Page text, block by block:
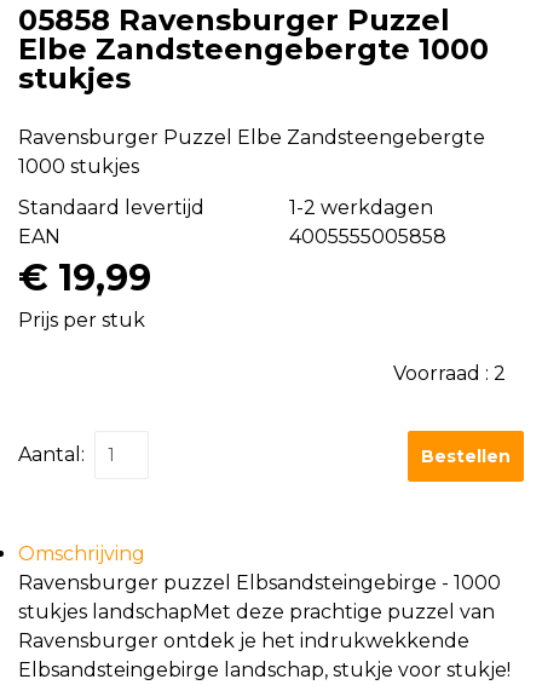
05858 Ravensburger Puzzel
Elbe Zandsteengebergte 1000
stukjes
Ravensburger Puzzel Elbe Zandsteengebergte
1000 stukjes
Standaard levertijd
1-2 werkdagen
EAN
4005555005858
€ 19,99
Prijs per stuk
Voorraad : 2
Aantal: Bestellen
Omschrijving
Ravensburger puzzel Elbsandsteingebirge - 1000
stukjes landschapMet deze prachtige puzzel van
Ravensburger ontdek je het indrukwekkende
Elbsandsteingebirge landschap, stukje voor stukje!